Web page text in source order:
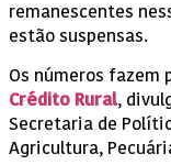
remanescentes
estão suspensas.
Os números fazem
Crédito Rural,
Secretaria de
Agricultura,